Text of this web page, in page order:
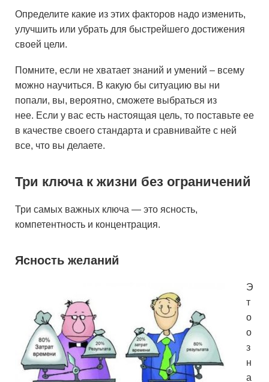
Определите какие из этих факторов надо изменить,
улучшить или убрать для быстрейшего достижения
своей цели.
Помните, если не хватает знаний и умений – всему
можно научиться. В какую бы ситуацию вы ни
попали, вы, вероятно, сможете выбраться из
нее. Если у вас есть настоящая цель, то поставьте ее
в качестве своего стандарта и сравнивайте с ней
все, что вы делаете.
Три ключа к жизни без ограничений
Три самых важных ключа — это ясность,
компетентность и концентрация.
Ясность желаний
Э
т
о
о
з
н
а